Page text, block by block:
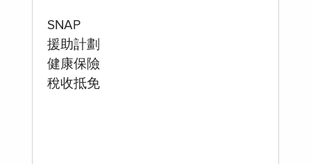
SNAP
援助計劃
健康保險
稅收抵免